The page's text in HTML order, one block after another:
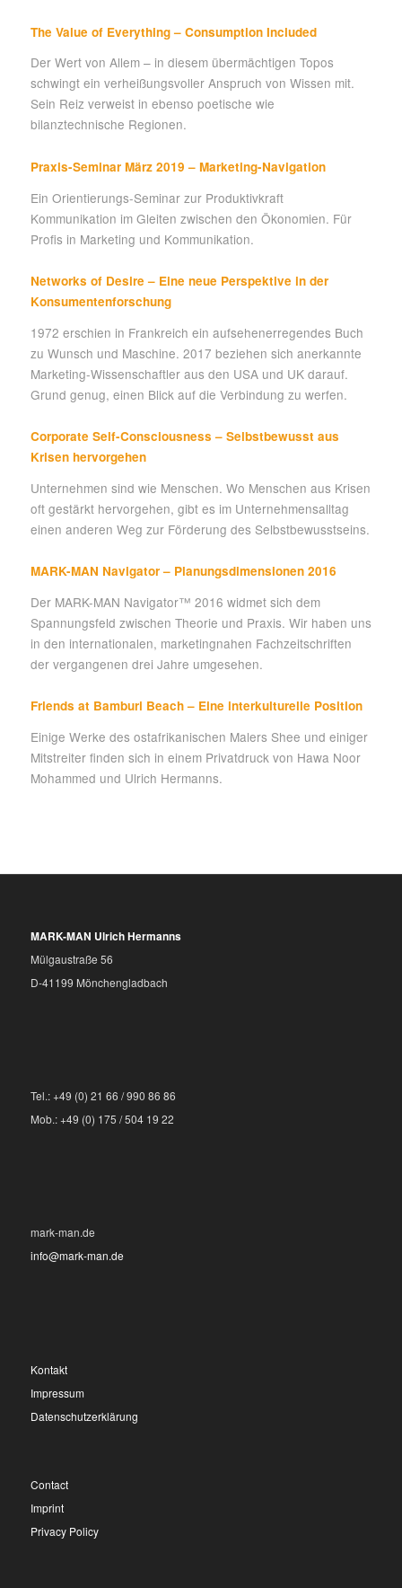
The Value of Everything – Consumption Included
Der Wert von Allem – in diesem übermächtigen Topos
schwingt ein verheißungsvoller Anspruch von Wissen mit.
Sein Reiz verweist in ebenso poetische wie
bilanztechnische Regionen.
Praxis-Seminar März 2019 – Marketing-Navigation
Ein Orientierungs-Seminar zur Produktivkraft
Kommunikation im Gleiten zwischen den Ökonomien. Für
Profis in Marketing und Kommunikation.
Networks of Desire – Eine neue Perspektive in der
Konsumentenforschung
1972 erschien in Frankreich ein aufsehenerregendes Buch
zu Wunsch und Maschine. 2017 beziehen sich anerkannte
Marketing-Wissenschaftler aus den USA und UK darauf.
Grund genug, einen Blick auf die Verbindung zu werfen.
Corporate Self-Consciousness – Selbstbewusst aus
Krisen hervorgehen
Unternehmen sind wie Menschen. Wo Menschen aus Krisen
oft gestärkt hervorgehen, gibt es im Unternehmensalltag
einen anderen Weg zur Förderung des Selbstbewusstseins.
MARK-MAN Navigator – Planungsdimensionen 2016
Der MARK-MAN Navigator™ 2016 widmet sich dem
Spannungsfeld zwischen Theorie und Praxis. Wir haben uns
in den internationalen, marketingnahen Fachzeitschriften
der vergangenen drei Jahre umgesehen.
Friends at Bamburi Beach – Eine interkulturelle Position
Einige Werke des ostafrikanischen Malers Shee und einiger
Mitstreiter finden sich in einem Privatdruck von Hawa Noor
Mohammed und Ulrich Hermanns.
MARK-MAN Ulrich Hermanns
Mülgaustraße 56
D-41199 Mönchengladbach
Tel.: +49 (0) 21 66 / 990 86 86
Mob.: +49 (0) 175 / 504 19 22
mark-man.de
info@mark-man.de
Kontakt
Impressum
Datenschutzerklärung
Contact
Imprint
Privacy Policy